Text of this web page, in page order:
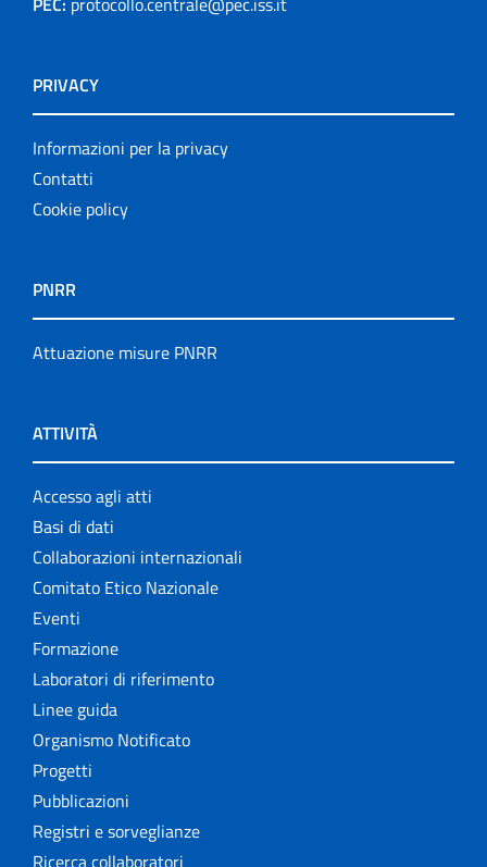
PRIVACY
Informazioni per la privacy
Contatti
Cookie policy
PNRR
Attuazione misure PNRR
ATTIVITÀ
Accesso agli atti
Basi di dati
Collaborazioni internazionali
Comitato Etico Nazionale
Eventi
Formazione
Laboratori di riferimento
Linee guida
Organismo Notificato
Progetti
Pubblicazioni
Registri e sorveglianze
Ricerca collaboratori